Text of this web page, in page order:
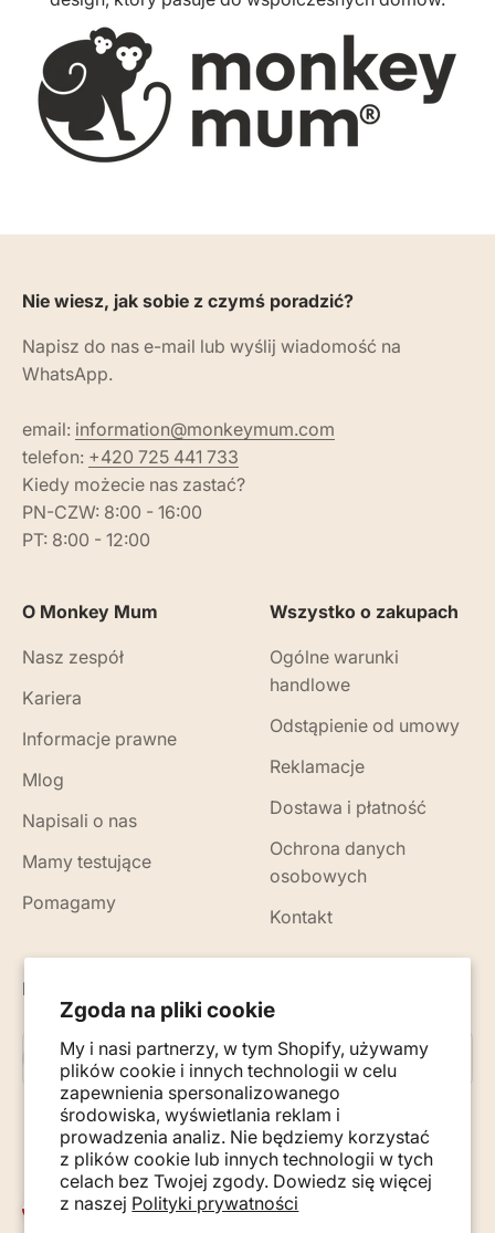
Zgoda na pliki cookie
My i nasi partnerzy, w tym Shopify, używamy
plików cookie i innych technologii w celu
zapewnienia spersonalizowanego
środowiska, wyświetlania reklam i
prowadzenia analiz. Nie będziemy korzystać
z plików cookie lub innych technologii w tych
celach bez Twojej zgody. Dowiedz się więcej
z naszej Polityki prywatności
Nie wiesz, jak sobie z czymś poradzić?
Napisz do nas e-mail lub wyślij wiadomość na
WhatsApp.
email: information@monkeymum.com
telefon: +420 725 441 733
Kiedy możecie nas zastać?
PN-CZW: 8:00 - 16:00
PT: 8:00 - 12:00
O Monkey Mum
Nasz zespół
Kariera
Informacje prawne
Mlog
Napisali o nas
Mamy testujące
Pomagamy
Wszystko o zakupach
Ogólne warunki
handlowe
Odstąpienie od umowy
Reklamacje
Dostawa i płatność
Ochrona danych
osobowych
Kontakt
Nowości, porady i wskazówki na Twój e-mail
E-mail
Subskrybuj
Polska (PLN zł)